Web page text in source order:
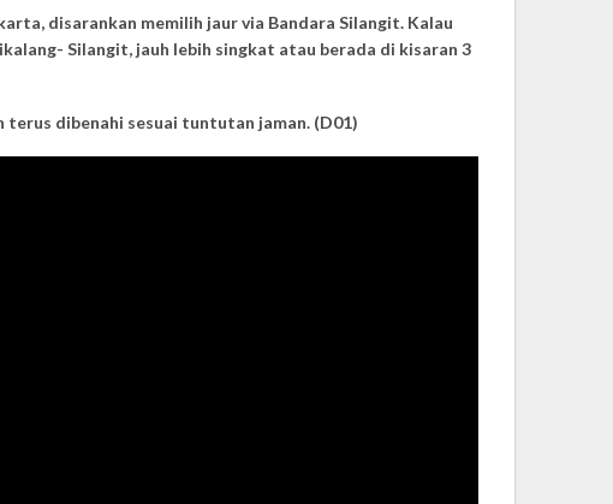
disarankan memilih jaur via Bandara Silangit. Kalau
Silangit, jauh lebih singkat atau berada di kisaran 3
terus dibenahi sesuai tuntutan jaman. (D01)